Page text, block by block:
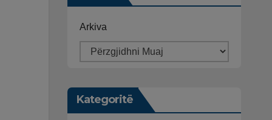
Arkiva
Kategoritë